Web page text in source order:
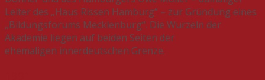
Leiter des „Haus Rissen Hamburg“ – zur Gründung eines
„Bildungsforums Mecklenburg“. Die Wurzeln der
Akademie liegen auf beiden Seiten der
ehemaligen innerdeutschen Grenze.